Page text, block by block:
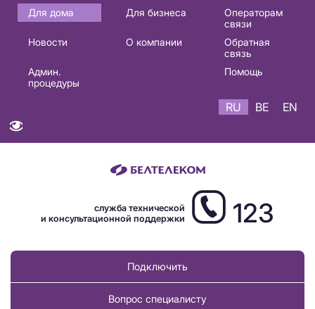
Основная
навигация
Для дома Для бизнеса
Операторам
связи
Новости
О компании
Обратная
связь
Админ.
процедуры
Помощь
RU BE EN
служба технической
и консультационной поддержки
123
Подключить
Вопрос специалисту